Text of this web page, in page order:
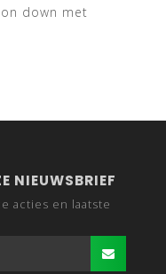
down met
NIEUWSBRIEF
acties en laatste